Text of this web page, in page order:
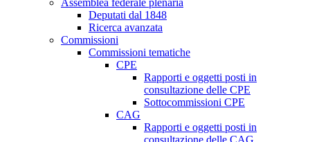
Assemblea federale plenaria
Deputati dal 1848
Ricerca avanzata
Commissioni
Commissioni tematiche
CPE
Rapporti e oggetti posti in
consultazione delle CPE
Sottocommissioni CPE
CAG
Rapporti e oggetti posti in